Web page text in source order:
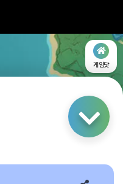
게임닷
링크 공유